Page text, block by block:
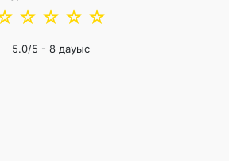
☆
☆
☆
☆
5.0/5 - 8 дауыс